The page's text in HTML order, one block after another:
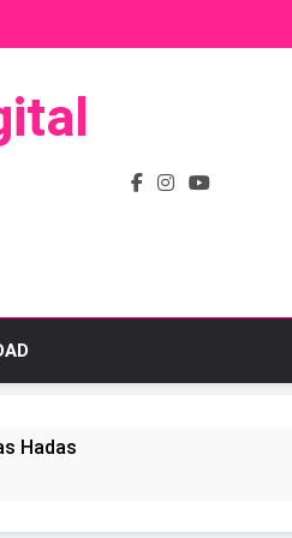
Hadas